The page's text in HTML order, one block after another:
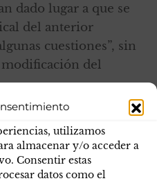
utilizamos
almacenar y/o acceder a
Consentir estas
datos como el
dado lugar a que se
del anterior
cuestiones”, sin
del
General del
de real decreto tenga
Estado antes del mes
antes de